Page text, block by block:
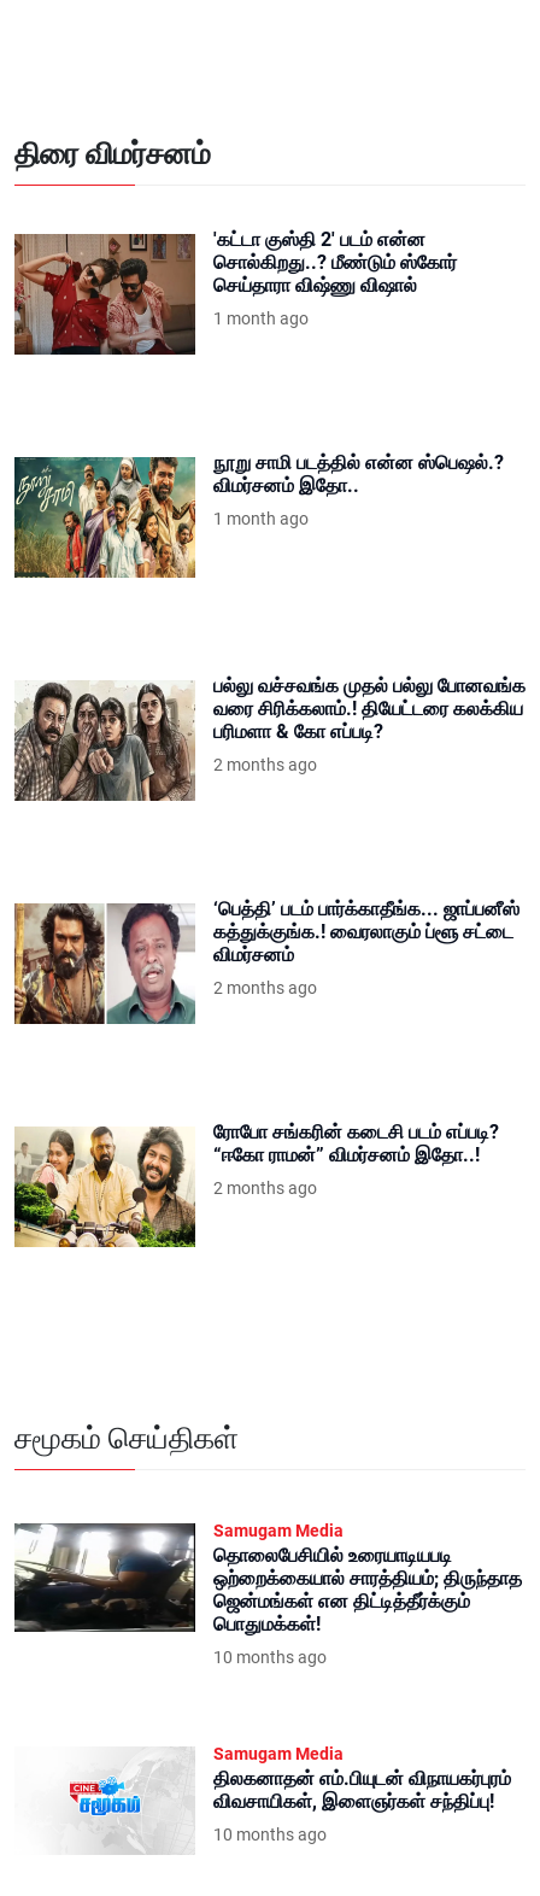
திரை விமர்சனம்
'கட்டா குஸ்தி 2' படம் என்ன
சொல்கிறது..? மீண்டும் ஸ்கோர்
செய்தாரா விஷ்ணு விஷால்
1 month ago
நூறு சாமி படத்தில் என்ன ஸ்பெஷல்.?
விமர்சனம் இதோ..
1 month ago
பல்லு வச்சவங்க முதல் பல்லு போனவங்க
வரை சிரிக்கலாம்.! தியேட்டரை கலக்கிய
பரிமளா & கோ எப்படி?
2 months ago
‘பெத்தி’ படம் பார்க்காதீங்க... ஜாப்பனீஸ்
கத்துக்குங்க.! வைரலாகும் ப்ளூ சட்டை
விமர்சனம்
2 months ago
ரோபோ சங்கரின் கடைசி படம் எப்படி?
“ஈகோ ராமன்” விமர்சனம் இதோ..!
2 months ago
சமூகம் செய்திகள்
Samugam Media
தொலைபேசியில் உரையாடியபடி
ஒற்றைக்கையால் சாரத்தியம்; திருந்தாத
ஜென்மங்கள் என திட்டித்தீர்க்கும்
பொதுமக்கள்!
10 months ago
Samugam Media
திலகனாதன் எம்.பியுடன் விநாயகர்புரம்
விவசாயிகள், இளைஞர்கள் சந்திப்பு!
10 months ago